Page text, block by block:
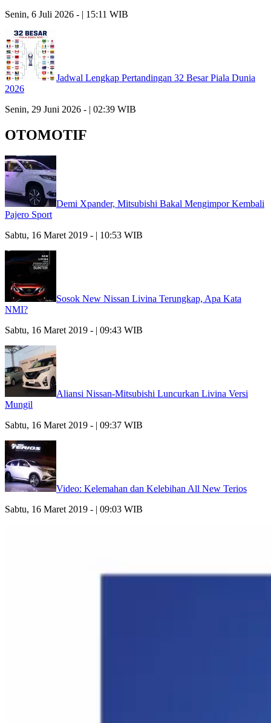
Senin, 6 Juli 2026 - | 15:11 WIB
Jadwal Lengkap Pertandingan 32 Besar Piala Dunia
2026
Senin, 29 Juni 2026 - | 02:39 WIB
OTOMOTIF
Demi Xpander, Mitsubishi Bakal Mengimpor Kembali
Pajero Sport
Sabtu, 16 Maret 2019 - | 10:53 WIB
Sosok New Nissan Livina Terungkap, Apa Kata
NMI?
Sabtu, 16 Maret 2019 - | 09:43 WIB
Aliansi Nissan-Mitsubishi Luncurkan Livina Versi
Mungil
Sabtu, 16 Maret 2019 - | 09:37 WIB
Video: Kelemahan dan Kelebihan All New Terios
Sabtu, 16 Maret 2019 - | 09:03 WIB